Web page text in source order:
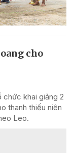
cho
chức khai giảng 2
thanh thiếu niên
Leo.